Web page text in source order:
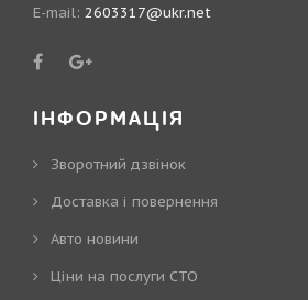
E-mail: 2603317@ukr.net
ІНФОРМАЦІЯ
Зворотний дзвінок
Доставка і повернення
Авто новини
Ціни на послуги СТО